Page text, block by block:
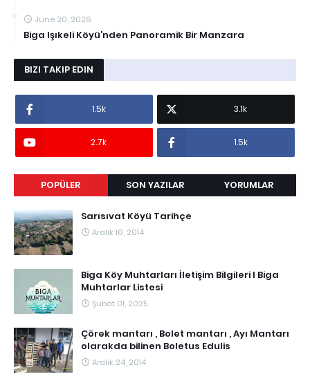
June 20, 2026
Biga Işıkeli Köyü’nden Panoramik Bir Manzara
BIZI TAKIP EDIN
1.5k 3.1k
2.7k 1.5k
POPÜLER SON YAZILAR YORUMLAR
Sarısıvat Köyü Tarihçe
Aralık 16, 2014
Biga Köy Muhtarları İletişim Bilgileri I Biga
Muhtarlar Listesi
Şubat 01, 2025
Çörek mantarı , Bolet mantarı , Ayı Mantarı
olarakda bilinen Boletus Edulis
Aralık 24, 2014